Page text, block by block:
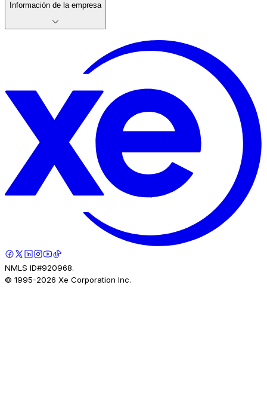
Información de la empresa
NMLS ID#920968.
© 1995-2026 Xe Corporation Inc.